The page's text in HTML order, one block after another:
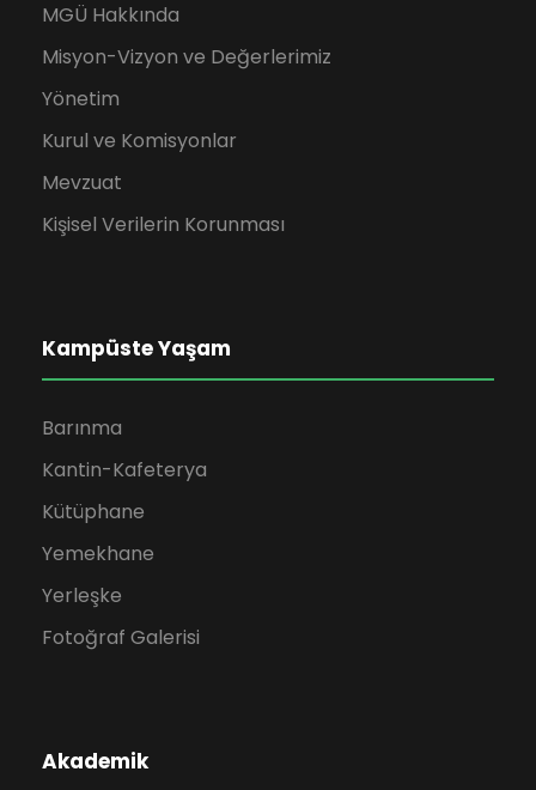
MGÜ Hakkında
Misyon-Vizyon ve Değerlerimiz
Yönetim
Kurul ve Komisyonlar
Mevzuat
Kişisel Verilerin Korunması
Kampüste Yaşam
Barınma
Kantin-Kafeterya
Kütüphane
Yemekhane
Yerleşke
Fotoğraf Galerisi
Akademik